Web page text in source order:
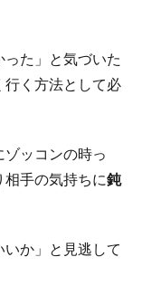
った」と気づいた
行く方法として必
ッコンの時っ
手の気持ちに鈍
か」と見逃して